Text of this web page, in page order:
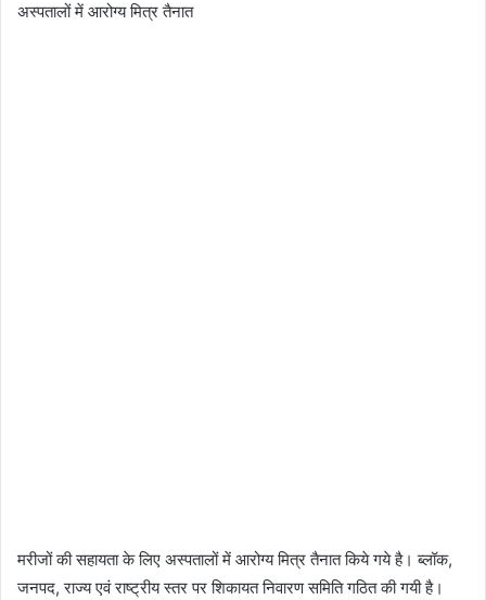
अस्पतालों में आरोग्य मित्र तैनात
मरीजों की सहायता के लिए अस्पतालों में आरोग्य मित्र तैनात किये गये है। ब्लॉक,
जनपद, राज्य एवं राष्ट्रीय स्तर पर शिकायत निवारण समिति गठित की गयी है।